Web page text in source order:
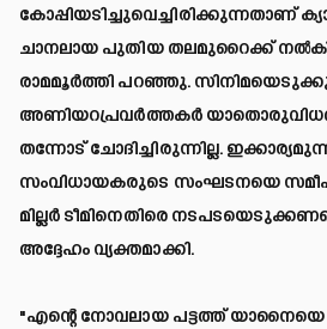
കോപ്പിയടിച്ചുവെച്ചിരിക്കുന്നതാണ്
ചാനലായ പുതിയ തലമുറൈക്ക്
രാമമൂർത്തി പറഞ്ഞു.
അണിയറപ്രവർത്തകർ
തന്നോട് ചോദിച്ചിരുന്നില്ല.
സംവിധായകരുടെ സംഘടനയെ
മില്ലർ ടീമിനെതിരെ
അദ്ദേഹം വ്യക്തമാക്കി.
"എന്റെ നോവലായ പട്ടത്ത് യാനൈയെ